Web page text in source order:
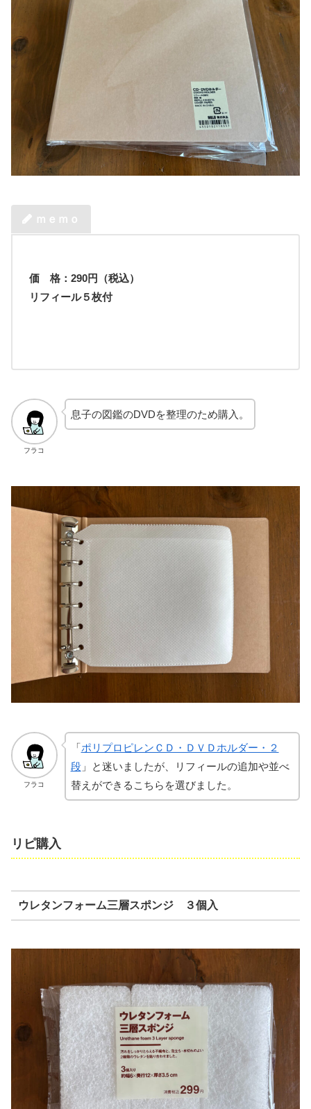
ｍｅｍｏ
価 格： 290円（税込）
リフィール５枚付
フラコ
息子の図鑑のDVDを整理のため購入。
フラコ
「ポリプロピレンＣＤ・ＤＶＤホルダー・２
段」と迷いましたが、リフィールの追加や並べ
替えができるこちらを選びました。
リピ購入
ウレタンフォーム三層スポンジ ３個入